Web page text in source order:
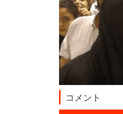
コメント